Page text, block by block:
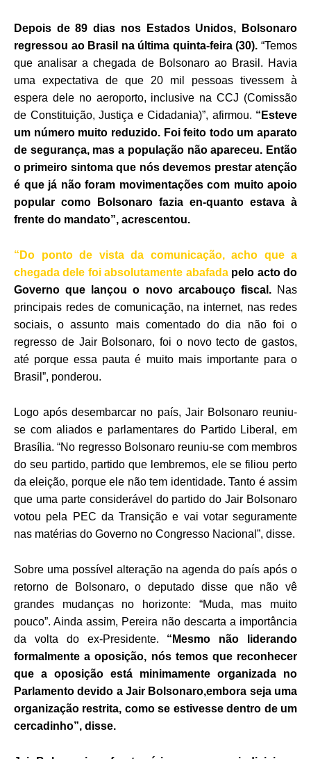
Depois de 89 dias nos Estados Unidos, Bolsonaro
regressou ao Brasil na última quinta-feira (30). “Temos
que analisar a chegada de Bolsonaro ao Brasil. Havia
uma expectativa de que 20 mil pessoas tivessem à
espera dele no aeroporto, inclusive na CCJ (Comissão
de Constituição, Justiça e Cidadania)”, afirmou. “Esteve
um número muito reduzido. Foi feito todo um aparato
de segurança, mas a população não apareceu. Então
o primeiro sintoma que nós devemos prestar atenção
é que já não foram movimentações com muito apoio
popular como Bolsonaro fazia en-quanto estava à
frente do mandato”, acrescentou.
“Do ponto de vista da comunicação, acho que a
chegada dele foi absolutamente abafadapelo acto do
Governo que lançou o novo arcabouço fiscal.Nas
principais redes de comunicação, na internet, nas redes
sociais, o assunto mais comentado do dia não foi o
regresso de Jair Bolsonaro, foi o novo tecto de gastos,
até porque essa pauta é muito mais importante para o
Brasil”, ponderou.
Logo após desembarcar no país, Jair Bolsonaro reuniu-
se com aliados e parlamentares do Partido Liberal, em
Brasília. “No regresso Bolsonaro reuniu-se com membros
do seu partido, partido que lembremos, ele se filiou perto
da eleição, porque ele não tem identidade. Tanto é assim
que uma parte considerável do partido do Jair Bolsonaro
votou pela PEC da Transição e vai votar seguramente
nas matérias do Governo no Congresso Nacional”, disse.
Sobre uma possível alteração na agenda do país após o
retorno de Bolsonaro, o deputado disse que não vê
grandes mudanças no horizonte: “Muda, mas muito
pouco”. Ainda assim, Pereira não descarta a importância
da volta do ex-Presidente. “Mesmo não liderando
formalmente a oposição, nós temos que reconhecer
que a oposição está minimamente organizada no
Parlamento devido a Jair Bolsonaro,embora seja uma
organização restrita, como se estivesse dentro de um
cercadinho”, disse.